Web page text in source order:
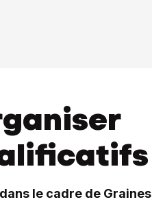
le cadre de Graines